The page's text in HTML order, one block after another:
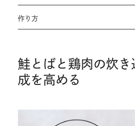
作り方
鮭とばと鶏肉の炊
成を高める